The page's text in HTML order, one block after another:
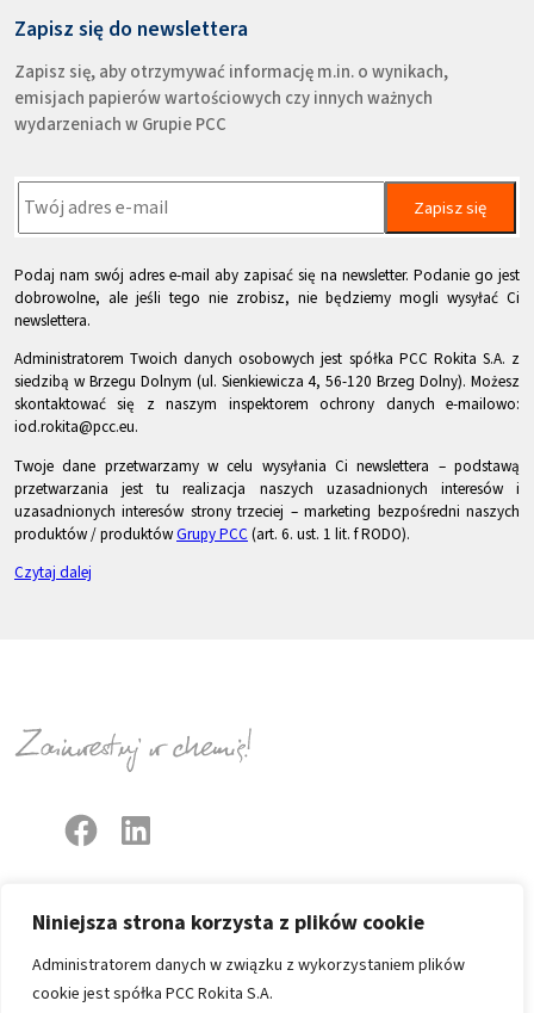
Niniejsza strona korzysta z plików cookie
Administratorem danych w związku z wykorzystaniem plików
cookie jest spółka PCC Rokita S.A.
Zapisz się do newslettera
Zapisz się, aby otrzymywać informację m.in. o wynikach,
emisjach papierów wartościowych czy innych ważnych
wydarzeniach w Grupie PCC
Zapisz się
Podaj nam swój adres e-mail aby zapisać się na newsletter. Podanie go jest
dobrowolne, ale jeśli tego nie zrobisz, nie będziemy mogli wysyłać Ci
newslettera.
Administratorem Twoich danych osobowych jest spółka PCC Rokita S.A. z
siedzibą w Brzegu Dolnym (ul. Sienkiewicza 4, 56-120 Brzeg Dolny). Możesz
skontaktować się z naszym inspektorem ochrony danych e-mailowo:
iod.rokita@pcc.eu.
Twoje dane przetwarzamy w celu wysyłania Ci newslettera – podstawą
przetwarzania jest tu realizacja naszych uzasadnionych interesów i
uzasadnionych interesów strony trzeciej – marketing bezpośredni naszych
produktów / produktówGrupy PCC (art. 6. ust. 1 lit. f RODO).
Czytaj dalej
Wszystkie prawa zastrzeżone
Spółki